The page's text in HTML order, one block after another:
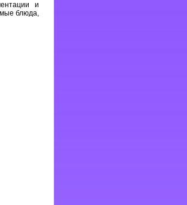
и
блюда,